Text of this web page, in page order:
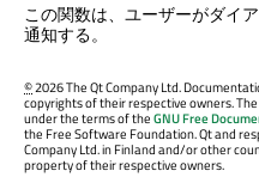
この関数は、ユーザーがダイ
通知する。
©2026 The Qt Company Ltd.
copyrights of their respective owners.
under the terms of theGNU Free
the Free Software Foundation. Qt and
Company Ltd. in Finland and/or other
property of their respective owners.